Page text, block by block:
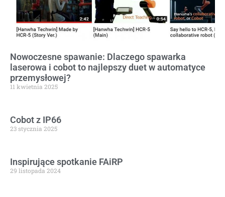
Nowoczesne spawanie: Dlaczego spawarka
laserowa i cobot to najlepszy duet w automatyce
przemysłowej?
11 kwietnia 2025
Cobot z IP66
23 stycznia 2025
Inspirujące spotkanie FAiRP
29 listopada 2024